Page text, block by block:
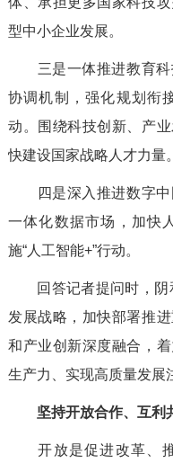
型中小企业发展。
三是一体推进教育科
协调机制，强化规划衔
动。围绕科技创新、产
快建设国家战略人才力量。
四是深入推进数字中
一体化数据市场，加快
施“人工智能+”行动。
回答记者提问时，阴
发展战略，加快部署推
和产业创新深度融合，
生产力、实现高质量发展
坚持开放合作、互利
开放是促进改革、推